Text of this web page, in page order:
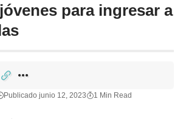
para ingresar a
Publicado junio 12, 2023 1 Min Read